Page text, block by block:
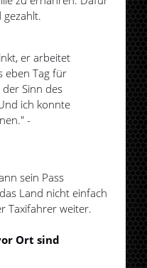
er arbeitet
eben Tag für
Sinn des
ich konnte
-
sein Pass
Land nicht einfach
Taxifahrer weiter.
Ort sind